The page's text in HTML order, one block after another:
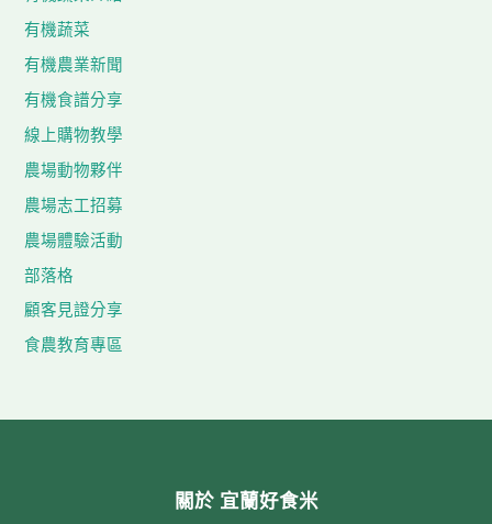
有機蔬菜
有機農業新聞
有機食譜分享
線上購物教學
農場動物夥伴
農場志工招募
農場體驗活動
部落格
顧客見證分享
食農教育專區
關於 宜蘭好食米